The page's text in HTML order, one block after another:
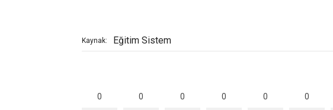
Kaynak: Eğitim Sistem
0 0 0 0 0 0